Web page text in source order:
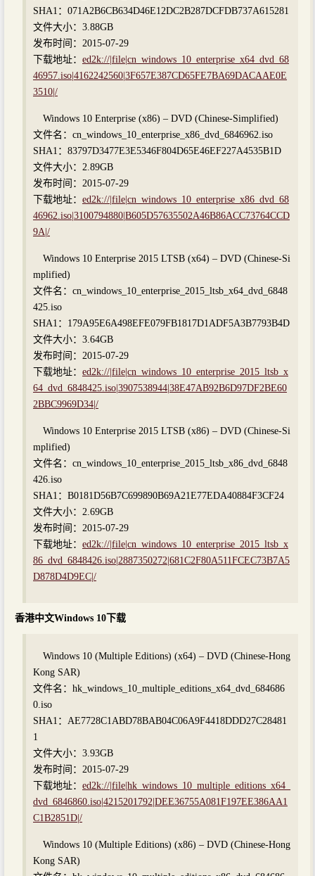
SHA1：071A2B6CB634D46E12DC2B287DCFDB737A615281
文件大小：3.88GB
发布时间：2015-07-29
下载地址： ed2k://|file|cn_windows_10_enterprise_x64_dvd_68
46957.iso|4162242560|3F657E387CD65FE7BA69DACAAE0E
3510|/
Windows 10 Enterprise (x86) – DVD (Chinese-Simplified)
文件名：cn_windows_10_enterprise_x86_dvd_6846962.iso
SHA1：83797D3477E3E5346F804D65E46EF227A4535B1D
文件大小：2.89GB
发布时间：2015-07-29
下载地址： ed2k://|file|cn_windows_10_enterprise_x86_dvd_68
46962.iso|3100794880|B605D57635502A46B86ACC73764CCD
9A|/
Windows 10 Enterprise 2015 LTSB (x64) – DVD (Chinese-Si
mplified)
文件名：cn_windows_10_enterprise_2015_ltsb_x64_dvd_6848
425.iso
SHA1：179A95E6A498EFE079FB1817D1ADF5A3B7793B4D
文件大小：3.64GB
发布时间：2015-07-29
下载地址： ed2k://|file|cn_windows_10_enterprise_2015_ltsb_x
64_dvd_6848425.iso|3907538944|38E47AB92B6D97DF2BE60
2BBC9969D34|/
Windows 10 Enterprise 2015 LTSB (x86) – DVD (Chinese-Si
mplified)
文件名：cn_windows_10_enterprise_2015_ltsb_x86_dvd_6848
426.iso
SHA1：B0181D56B7C699890B69A21E77EDA40884F3CF24
文件大小：2.69GB
发布时间：2015-07-29
下载地址： ed2k://|file|cn_windows_10_enterprise_2015_ltsb_x
86_dvd_6848426.iso|2887350272|681C2F80A511FCEC73B7A5
D878D4D9EC|/
香港中文Windows 10下载
Windows 10 (Multiple Editions) (x64) – DVD (Chinese-Hong
Kong SAR)
文件名：hk_windows_10_multiple_editions_x64_dvd_684686
0.iso
SHA1：AE7728C1ABD78BAB04C06A9F4418DDD27C28481
1
文件大小：3.93GB
发布时间：2015-07-29
下载地址： ed2k://|file|hk_windows_10_multiple_editions_x64_
dvd_6846860.iso|4215201792|DEE36755A081F197EE386AA1
C1B2851D|/
Windows 10 (Multiple Editions) (x86) – DVD (Chinese-Hong
Kong SAR)